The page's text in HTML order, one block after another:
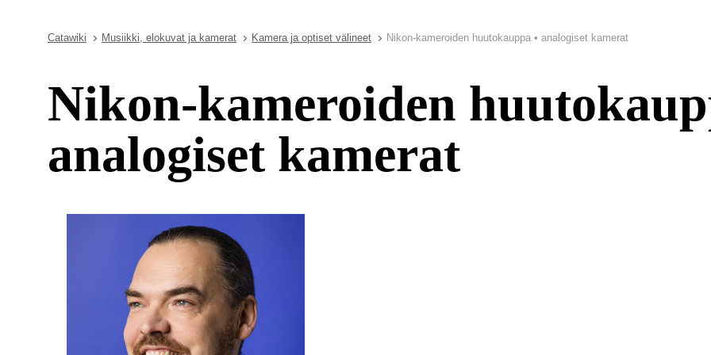
Catawiki Musiikki, elokuvat ja kamerat Kamera ja optiset välineet Nikon-kameroiden huutokauppa • analogiset kamerat
Nikon-kameroiden
analogiset kamerat